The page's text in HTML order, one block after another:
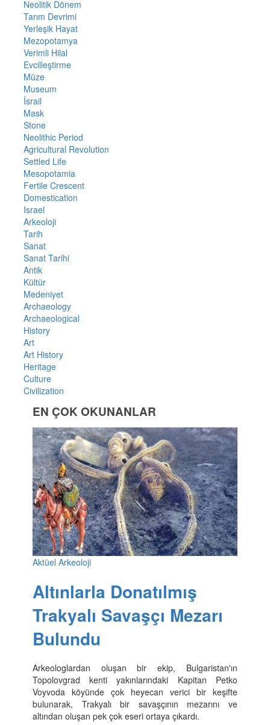
Neolitik Dönem
Tarım Devrimi
Yerleşik Hayat
Mezopotamya
Verimli Hilal
Evcilleştirme
Müze
Museum
İsrail
Mask
Stone
Neolithic Period
Agricultural Revolution
Settled Life
Mesopotamia
Fertile Crescent
Domestication
Israel
Arkeoloji
Tarih
Sanat
Sanat Tarihi
Antik
Kültür
Medeniyet
Archaeology
Archaeological
History
Art
Art History
Heritage
Culture
Civilization
EN ÇOK OKUNANLAR
Aktüel Arkeoloji
Altınlarla Donatılmış
Trakyalı Savaşçı Mezarı
Bulundu
Arkeologlardan oluşan bir ekip, Bulgaristan'ın
Topolovgrad kenti yakınlarındaki Kapitan Petko
Voyvoda köyünde çok heyecan verici bir keşifte
bulunarak, Trakyalı bir savaşçının mezarını ve
altından oluşan pek çok eseri ortaya çıkardı.